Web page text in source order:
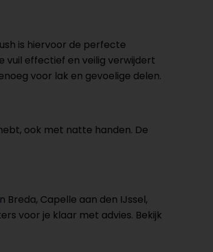
is hiervoor de perfecte
vuil effectief en veilig verwijdert
voor lak en gevoelige delen.
ook met natte handen. De
Breda, Capelle aan den IJssel,
voor je klaar met advies. Bekijk